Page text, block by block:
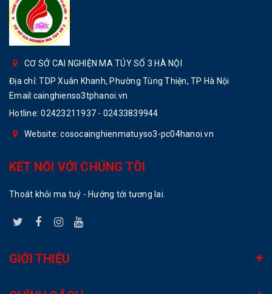
CƠ SỞ CAI NGHIỆN MA TÚY SỐ 3 HÀ NỘI
Địa chỉ: TDP Xuân Khanh, Phường Tùng Thiện, TP Hà Nội
Email:cainghienso3tphanoi.vn
Hotline:02423211937 - 02433839944
Website: cosocainghienmatuyso3-pc04hanoi.vn
KẾT NỐI VỚI CHÚNG TÔI
Thoát khỏi ma tuý - Hướng tới tương lai.
GIỚI THIỆU